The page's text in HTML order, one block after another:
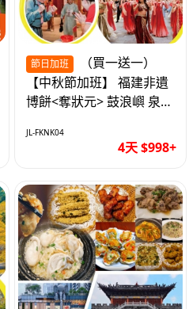
節日加班
【中秋節加班】 福建非遺
博餅<奪狀元> 鼓浪嶼 泉州
車超值4天
JL-FKNK04
4天 $998+